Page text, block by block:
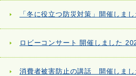
「冬に役立つ防災対策」開催しま
ロビーコンサート 開催しました
消費者被害防止の講話 開催しま